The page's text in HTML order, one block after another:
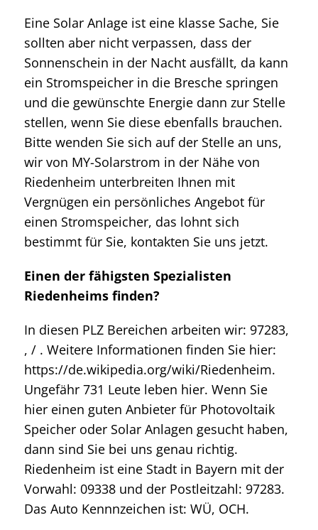
Eine Solar Anlage ist eine klasse Sache, Sie
sollten aber nicht verpassen, dass der
Sonnenschein in der Nacht ausfällt, da kann
ein Stromspeicher in die Bresche springen
und die gewünschte Energie dann zur Stelle
stellen, wenn Sie diese ebenfalls brauchen.
Bitte wenden Sie sich auf der Stelle an uns,
wir von MY-Solarstrom in der Nähe von
Riedenheim unterbreiten Ihnen mit
Vergnügen ein persönliches Angebot für
einen Stromspeicher, das lohnt sich
bestimmt für Sie, kontakten Sie uns jetzt.
Einen der fähigsten Spezialisten
Riedenheims finden?
In diesen PLZ Bereichen arbeiten wir: 97283,
, / . Weitere Informationen finden Sie hier:
https://de.wikipedia.org/wiki/Riedenheim.
Ungefähr 731 Leute leben hier. Wenn Sie
hier einen guten Anbieter für Photovoltaik
Speicher oder Solar Anlagen gesucht haben,
dann sind Sie bei uns genau richtig.
Riedenheim ist eine Stadt in Bayern mit der
Vorwahl: 09338 und der Postleitzahl: 97283.
Das Auto Kennnzeichen ist: WÜ, OCH.